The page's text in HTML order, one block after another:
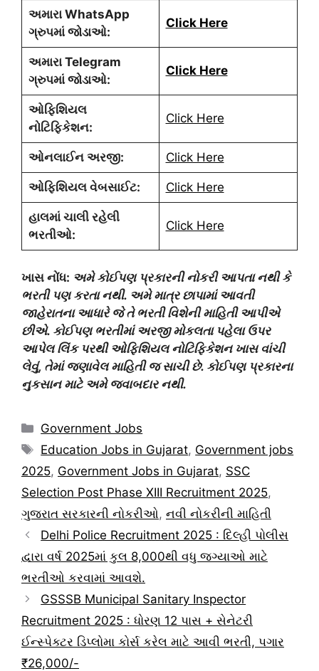
અમારા WhatsApp
ગ્રુપમાં જોડાઓ:
Click Here
અમારા Telegram
ગ્રુપમાં જોડાઓ:
Click Here
ઓફિશિયલ
નોટિફિકેશન:
Click Here
ઓનલાઈન અરજી: Click Here
ઓફિશિયલ વેબસાઈટ: Click Here
હાલમાં ચાલી રહેલી
ભરતીઓ:
Click Here
ખાસ નોંધ: અમે કોઈપણ પ્રકારની નોકરી આપતા નથી કે
ભરતી પણ કરતા નથી. અમે માત્ર છાપામાં આવતી
જાહેરાતના આધારે જે તે ભરતી વિશેની માહિતી આપીએ
છીએ. કોઈપણ ભરતીમાં અરજી મોકલતા પહેલા ઉપર
આપેલ લિંક પરથી ઓફિશિયલ નોટિફિકેશન ખાસ વાંચી
લેવું, તેમાં જણાવેલ માહિતી જ સાચી છે. કોઈપણ પ્રકારના
નુકસાન માટે અમે જવાબદાર નથી.
Categories
Government Jobs
Tags
Education Jobs in Gujarat, Government jobs
2025, Government Jobs in Gujarat, SSC
Selection Post Phase XIII Recruitment 2025,
ગુજરાત સરકારની નોકરીઓ, નવી નોકરીની માહિતી
Delhi Police Recruitment 2025 : દિલ્હી પોલીસ
દ્વારા વર્ષ 2025માં કુલ 8,000થી વધુ જગ્યાઓ માટે
ભરતીઓ કરવામાં આવશે.
GSSSB Municipal Sanitary Inspector
Recruitment 2025 : ધોરણ 12 પાસ + સેનેટરી
ઈન્સ્પેક્ટર ડિપ્લોમા કોર્સ કરેલ માટે આવી ભરતી, પગાર
₹26,000/-